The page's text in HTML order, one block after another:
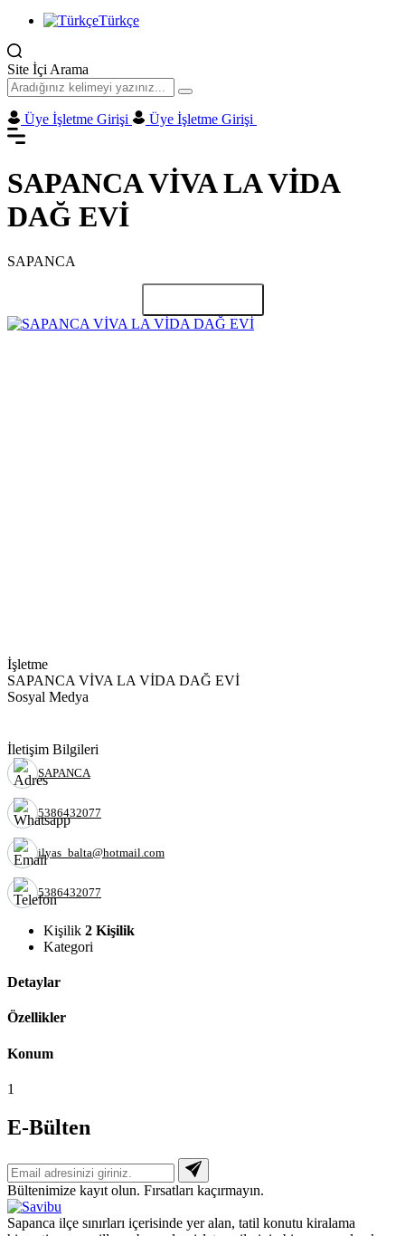
Türkçe
Site İçi Arama
Üye İşletme Girişi Üye İşletme Girişi
SAPANCA VİVA LA VİDA
DAĞ EVİ
SAPANCA
İşletme
SAPANCA VİVA LA VİDA DAĞ EVİ
Sosyal Medya
İletişim Bilgileri
SAPANCA
5386432077
ilyas_balta@hotmail.com
5386432077
Kişilik 2 Kişilik
Kategori
Detaylar
Özellikler
Konum
1
E-Bülten
Bültenimize kayıt olun. Fırsatları kaçırmayın.
Sapanca ilçe sınırları içerisinde yer alan, tatil konutu kiralama